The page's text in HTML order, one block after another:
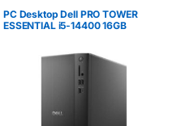
PC Desktop Dell PRO TOWER
ESSENTIAL i5-14400 16GB